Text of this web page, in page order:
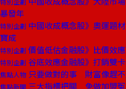
暴發年
特別企劃 中國收成概念股》奧運題
寶成
特別企劃 價值低估金融股》比價效
特別企劃 谷底效應金融股》打銷雙
焦點人物 只要做對的事 財富像趕
焦點新聞 三大指標把關 免做加盟